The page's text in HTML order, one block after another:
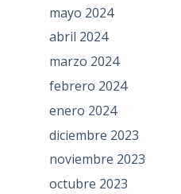
mayo 2024
abril 2024
marzo 2024
febrero 2024
enero 2024
diciembre 2023
noviembre 2023
octubre 2023